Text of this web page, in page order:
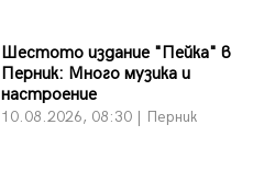
Шестото издание "Пейка" в
Перник: Много музика и
настроение
10.08.2026, 08:30 | Перник